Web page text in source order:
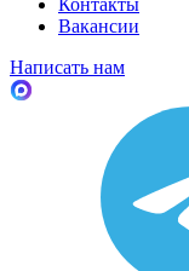
Контакты
Вакансии
Написать нам